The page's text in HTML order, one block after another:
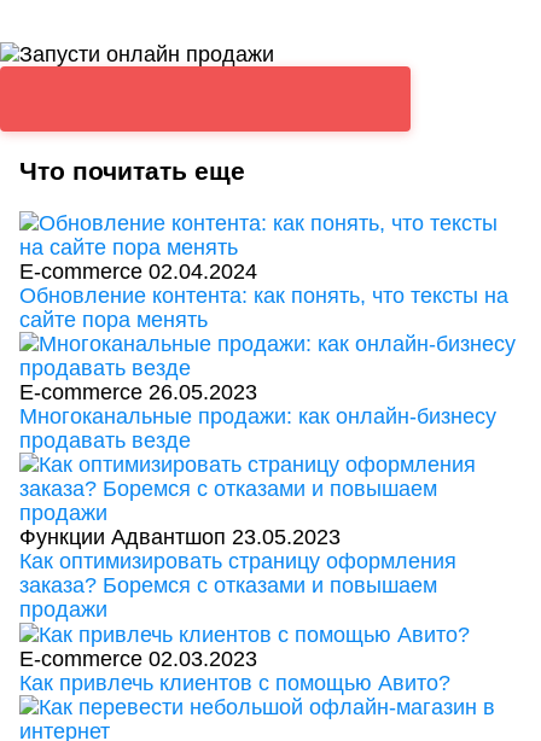
Что почитать еще
E-commerce 02.04.2024
Обновление контента: как понять, что тексты на
сайте пора менять
E-commerce 26.05.2023
Многоканальные продажи: как онлайн-бизнесу
продавать везде
Функции Адвантшоп 23.05.2023
Как оптимизировать страницу оформления
заказа? Боремся с отказами и повышаем
продажи
E-commerce 02.03.2023
Как привлечь клиентов с помощью Авито?